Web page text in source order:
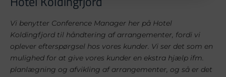
Vi benytter Conference Manager her på Hotel
Koldingfjord til håndtering af arrangementer, fordi vi
oplever efterspørgsel hos vores kunder. Vi ser det som en
mulighed for at give vores kunder en ekstra hjælp ifm.
planlægning og afvikling af arrangementer, og så er det